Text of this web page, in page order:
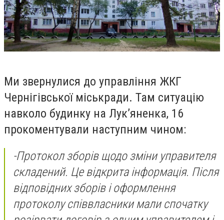
Ми звернулися до управління ЖКГ
Чернігівської міськради. Там ситуацію
навколо будинку на Лук’яненка, 16
прокоментували наступним чином:
-Протокол зборів щодо зміни управителя
складений. Це відкрита інформація. Після
відповідних зборів і оформлення
протоколу співвласники мали спочатку